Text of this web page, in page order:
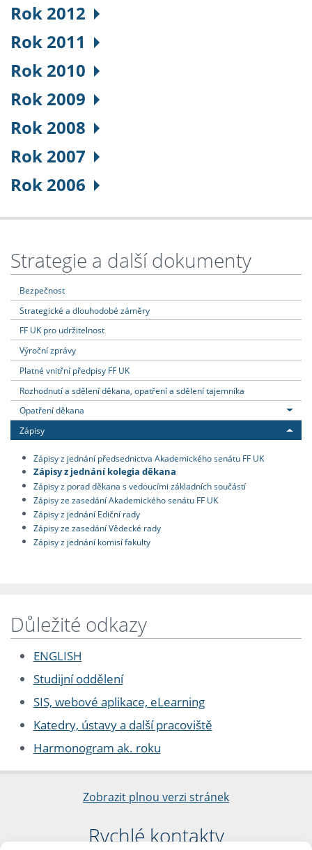
Rok 2012
Rok 2011
Rok 2010
Rok 2009
Rok 2008
Rok 2007
Rok 2006
Strategie a další dokumenty
Bezpečnost
Strategické a dlouhodobé záměry
FF UK pro udržitelnost
Výroční zprávy
Platné vnitřní předpisy FF UK
Rozhodnutí a sdělení děkana, opatření a sdělení tajemníka
Opatření děkana
Zápisy
Zápisy z jednání předsednictva Akademického senátu FF UK
Zápisy z jednání kolegia děkana
Zápisy z porad děkana s vedoucími základních součástí
Zápisy ze zasedání Akademického senátu FF UK
Zápisy z jednání Ediční rady
Zápisy ze zasedání Vědecké rady
Zápisy z jednání komisí fakulty
Důležité odkazy
ENGLISH
Studijní oddělení
SIS, webové aplikace, eLearning
Katedry, ústavy a další pracoviště
Harmonogram ak. roku
Zobrazit plnou verzi stránek
Rychlé kontakty